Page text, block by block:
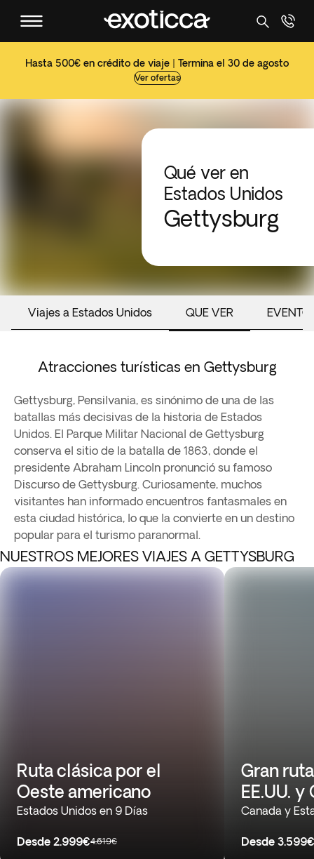
Hasta 500€ en crédito de viaje | Termina el 30 de agosto
Ver ofertas
Qué ver en
Estados Unidos
Gettysburg
Viajes a Estados Unidos QUE VER
Atracciones turísticas en Gettysburg
Gettysburg, Pensilvania, es sinónimo de una de las
batallas más decisivas de la historia de Estados
Unidos. El Parque Militar Nacional de Gettysburg
conserva el sitio de la batalla de 1863, donde el
presidente Abraham Lincoln pronunció su famoso
Discurso de Gettysburg. Curiosamente, muchos
visitantes han informado encuentros fantasmales en
esta ciudad histórica, lo que la convierte en un destino
popular para el turismo paranormal.
NUESTROS MEJORES VIAJES A GETTYSBURG
Ruta clásica por el
Oeste americano
Estados Unidos en 9 Días
Desde 2.999€4.619€
Gran
EE.UU. y
Canada y
Desde 3.599€